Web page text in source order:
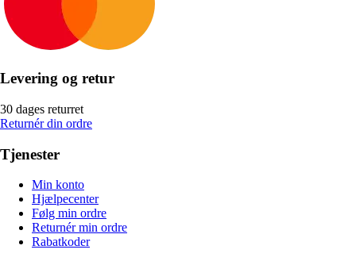
Levering og retur
30 dages returret
Returnér din ordre
Tjenester
Min konto
Hjælpecenter
Følg min ordre
Returnér min ordre
Rabatkoder